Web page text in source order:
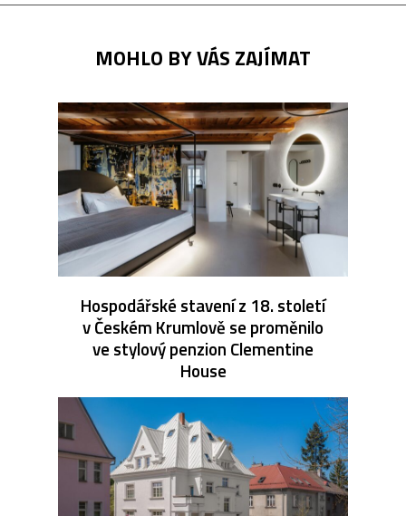
MOHLO BY VÁS ZAJÍMAT
Hospodářské stavení z 18. století
v Českém Krumlově se proměnilo
ve stylový penzion Clementine
House